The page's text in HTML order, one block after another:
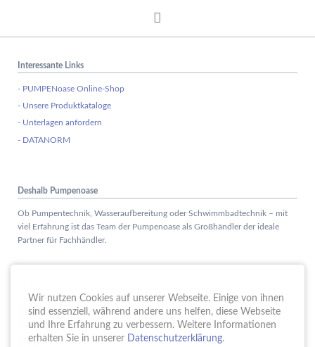
Interessante Links
- PUMPENoase Online-Shop
- Unsere Produktkataloge
- Unterlagen anfordern
- DATANORM
Deshalb Pumpenoase
Ob Pumpentechnik, Wasseraufbereitung oder Schwimmbadtechnik – mit
viel Erfahrung ist das Team der Pumpenoase als Großhändler der ideale
Partner für Fachhändler.
15. Schule trifft Wirtschaft bei der PUMPENoase!
18. Vortrag IT-Sicherheit
Wir nutzen Cookies auf unserer Webseite. Einige von ihnen
sind essenziell, während andere uns helfen, diese Webseite
und Ihre Erfahrung zu verbessern. Weitere Informationen
erhalten Sie in unserer Datenschutzerklärung.